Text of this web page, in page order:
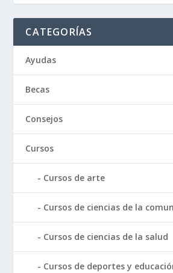
CATEGORÍAS
Ayudas
Becas
Consejos
Cursos
Cursos de arte
Cursos de ciencias de la
Cursos de ciencias de la salud
Cursos de deportes y